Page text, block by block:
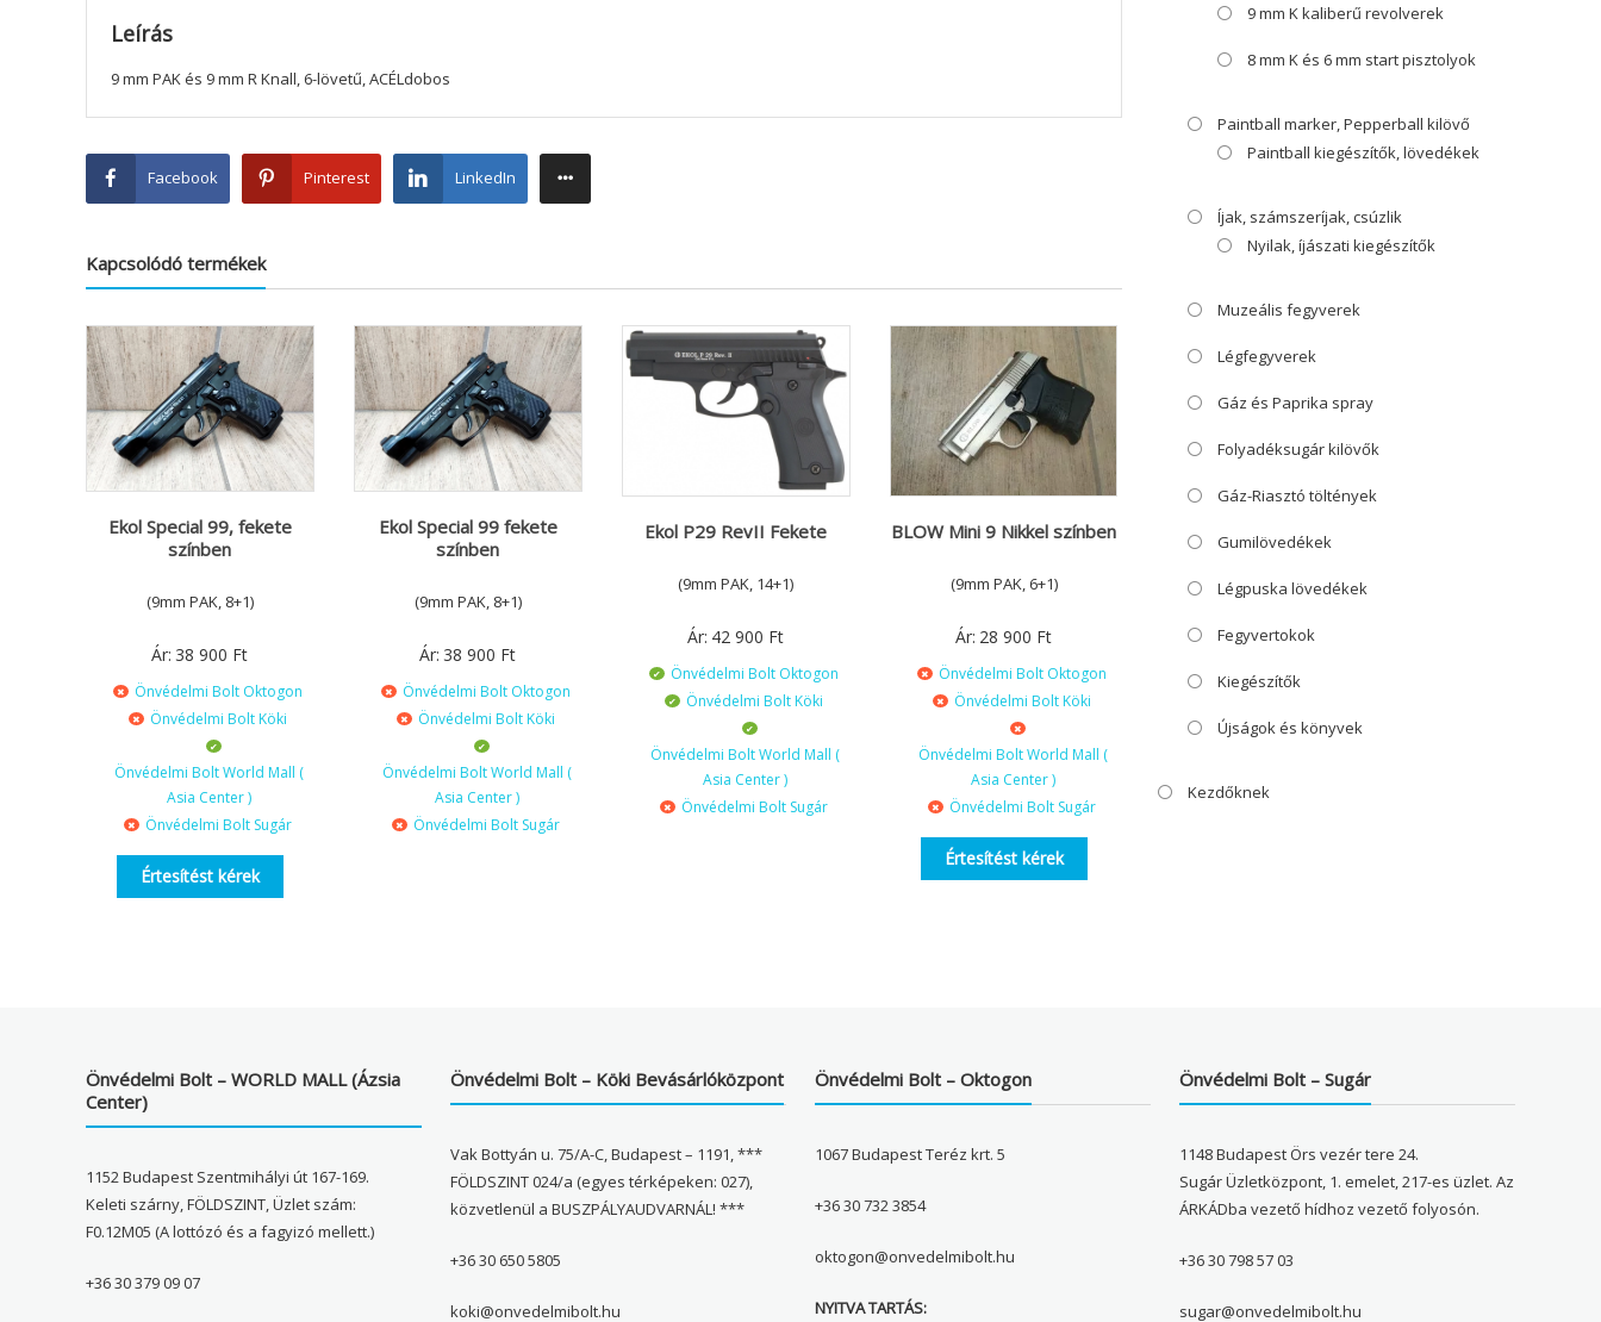
Leírás
9 mm PAK és 9 mm R Knall, 6-lövetű, ACÉLdobos
Facebook Pinterest LinkedIn
Kapcsolódó termékek
Ekol Special 99, fekete
színben
(9mm PAK, 8+1)
Ár: 38 900 Ft
Önvédelmi Bolt Oktogon
Önvédelmi Bolt Köki
Önvédelmi Bolt World Mall (
Asia Center )
Önvédelmi Bolt Sugár
Értesítést kérek
Ekol Special 99 fekete
színben
(9mm PAK, 8+1)
Ár: 38 900 Ft
Önvédelmi Bolt Oktogon
Önvédelmi Bolt Köki
Önvédelmi Bolt World Mall (
Asia Center )
Önvédelmi Bolt Sugár
Ekol P29 RevII Fekete
(9mm PAK, 14+1)
Ár: 42 900 Ft
Önvédelmi Bolt Oktogon
Önvédelmi Bolt Köki
Önvédelmi Bolt World Mall (
Asia Center )
Önvédelmi Bolt Sugár
BLOW Mini 9 Nikkel színben
(9mm PAK, 6+1)
Ár: 28 900 Ft
Önvédelmi Bolt Oktogon
Önvédelmi Bolt Köki
Önvédelmi Bolt World Mall (
Asia Center )
Önvédelmi Bolt Sugár
Értesítést kérek
9 mm K kaliberű revolverek
8 mm K és 6 mm start pisztolyok
Paintball marker, Pepperball kilövő
Paintball kiegészítők, lövedékek
Íjak, számszeríjak, csúzlik
Nyilak, íjászati kiegészítők
Muzeális fegyverek
Légfegyverek
Gáz és Paprika spray
Folyadéksugár kilövők
Gáz-Riasztó töltények
Gumilövedékek
Légpuska lövedékek
Fegyvertokok
Kiegészítők
Újságok és könyvek
Kezdőknek
Önvédelmi Bolt – WORLD MALL (Ázsia
Center)
1152 Budapest Szentmihályi út 167-169.
Keleti szárny, FÖLDSZINT, Üzlet szám:
F0.12M05 (A lottózó és a fagyizó mellett.)
+36 30 379 09 07
Önvédelmi Bolt – Köki Bevásárlóközpont
Vak Bottyán u. 75/A-C, Budapest – 1191, ***
FÖLDSZINT 024/a (egyes térképeken: 027),
közvetlenül a BUSZPÁLYAUDVARNÁL! ***
+36 30 650 5805
koki@onvedelmibolt.hu
Önvédelmi Bolt – Oktogon
1067 Budapest Teréz krt. 5
+36 30 732 3854
oktogon@onvedelmibolt.hu
NYITVA TARTÁS:
Önvédelmi Bolt – Sugár
1148 Budapest Örs vezér tere 24.
Sugár Üzletközpont, 1. emelet, 217-es üzlet. Az
ÁRKÁDba vezető hídhoz vezető folyosón.
+36 30 798 57 03
sugar@onvedelmibolt.hu